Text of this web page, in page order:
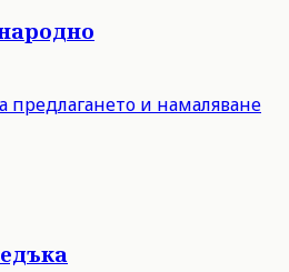
предлагането и намаляване